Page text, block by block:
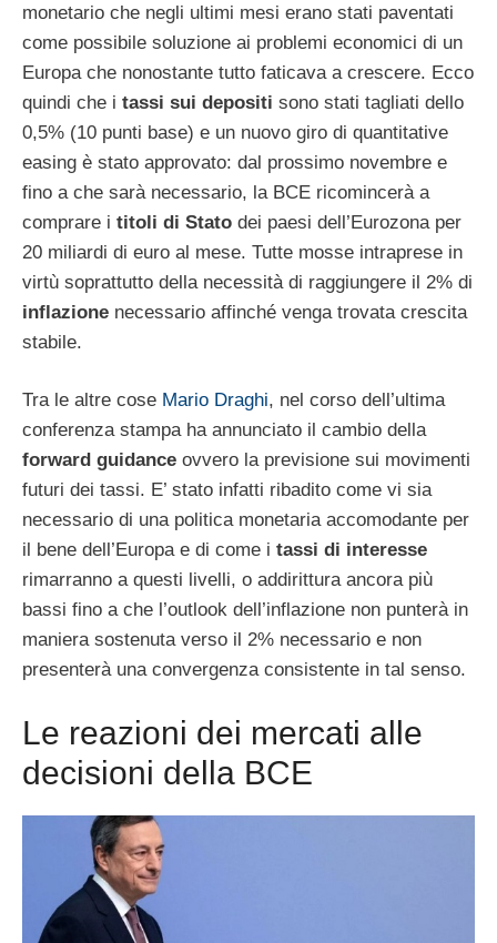
monetario che negli ultimi mesi erano stati paventati
come possibile soluzione ai problemi economici di un
Europa che nonostante tutto faticava a crescere. Ecco
quindi che i tassi sui depositi sono stati tagliati dello
0,5% (10 punti base) e un nuovo giro di quantitative
easing è stato approvato: dal prossimo novembre e
fino a che sarà necessario, la BCE ricomincerà a
comprare i titoli di Stato dei paesi dell’Eurozona per
20 miliardi di euro al mese. Tutte mosse intraprese in
virtù soprattutto della necessità di raggiungere il 2% di
inflazione necessario affinché venga trovata crescita
stabile.
Tra le altre cose Mario Draghi, nel corso dell’ultima
conferenza stampa ha annunciato il cambio della
forward guidance ovvero la previsione sui movimenti
futuri dei tassi. E’ stato infatti ribadito come vi sia
necessario di una politica monetaria accomodante per
il bene dell’Europa e di come i tassi di interesse
rimarranno a questi livelli, o addirittura ancora più
bassi fino a che l’outlook dell’inflazione non punterà in
maniera sostenuta verso il 2% necessario e non
presenterà una convergenza consistente in tal senso.
Le reazioni dei mercati alle
decisioni della BCE